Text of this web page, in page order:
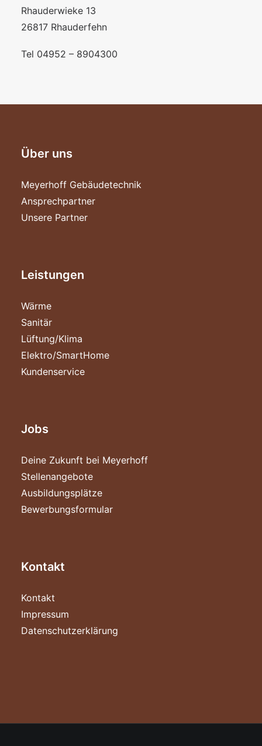
Rhauderwieke 13
26817 Rhauderfehn
Tel 04952 – 8904300
Über uns
Meyerhoff Gebäudetechnik
Ansprechpartner
Unsere Partner
Leistungen
Wärme
Sanitär
Lüftung/Klima
Elektro/SmartHome
Kundenservice
Jobs
Deine Zukunft bei Meyerhoff
Stellenangebote
Ausbildungsplätze
Bewerbungsformular
Kontakt
Kontakt
Impressum
Datenschutzerklärung